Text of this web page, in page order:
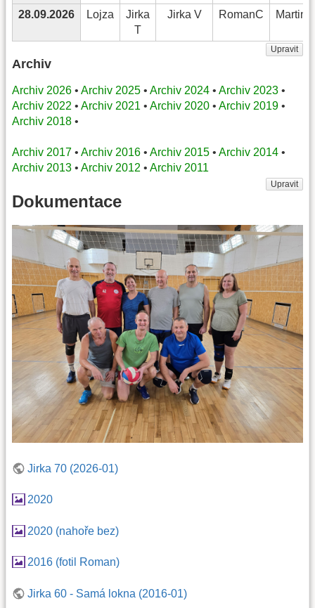
28.09.2026 Lojza
Jirka
T
Jirka V RomanC Martin
Upravit
Archiv
Archiv 2026 • Archiv 2025 • Archiv 2024 • Archiv 2023 •
Archiv 2022 • Archiv 2021 • Archiv 2020 • Archiv 2019 •
Archiv 2018 •
Archiv 2017 • Archiv 2016 • Archiv 2015 • Archiv 2014 •
Archiv 2013 • Archiv 2012 • Archiv 2011
Upravit
Dokumentace
Jirka 70 (2026-01)
2020
2020 (nahoře bez)
2016 (fotil Roman)
Jirka 60 - Samá lokna (2016-01)